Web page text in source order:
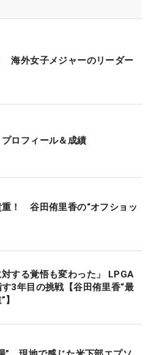
れ、千葉県出身の20歳。
ンク69位でシーズンを終え
のプロテストにも挑んでい
勝ラウンドに進み、トータ
で3日間を終えた。
マリ・アベリー（米国）が
海外女子メジャーのリーダー
ロフィール＆成績
重！ 谷田侑里香の“オフショッ
対する覚悟も変わった」 LPGA
3年目の挑戦【谷田侑里香“最